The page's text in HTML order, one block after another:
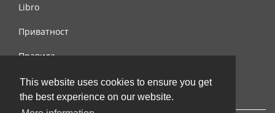
This website uses cookies to ensure you get
the best experience on our website.
Libro
Приватност
Правила
Контактирајте нас